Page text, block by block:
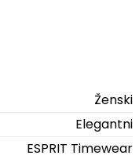
Ženski
Elegantni
ESPRIT Timewear